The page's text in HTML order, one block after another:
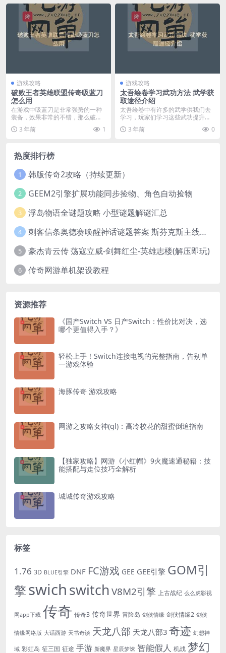
游戏攻略
破败王者英雄联盟传奇吸蓝刀
怎么用
在游戏中吸蓝刀是非常强势的一种
装备，效果非常的不错，那么破败
王者英雄联盟传奇吸蓝...
3 年前 1
游戏攻略
太吾绘卷学习武功方法 武学获
取途径介绍
太吾绘卷中有许多的武学供我们去
学习，玩家们学习这些武功提升人
物的能力，那么多的武...
3 年前 0
热度排行榜
1 韩版传奇2攻略（持续更新）
2 GEEM2引擎扩展功能同步捡物、角色自动捡物
3 浮岛物语全谜题攻略 小型谜题解谜汇总
4 刺客信条奥德赛唤醒神话谜题答案 斯芬克斯主线攻略
5 豪杰青云传 荡寇立威-剑舞红尘-英雄志楼(解压即玩)
6 传奇网游单机架设教程
资源推荐
《国产Switch VS 日产Switch：性价比对决，选
哪个更值得入手？》
轻松上手！Switch连接电视的完整指南，告别单
一游戏体验
海豚传奇 游戏攻略
网游之攻略女神(gl)：高冷校花的甜蜜倒追指南
【独家攻略】网游《小红帽》9火魔速通秘籍：技
能搭配与走位技巧全解析
城城传奇游戏攻略
标签
1.76 3D BLUE引擎 DNF FC游戏 GEE GEE引擎 GOM引
擎swichswitchV8M2引擎 上古战纪 么么虎影视
网app下载 传奇 传奇3 传奇世界 冒险岛 剑侠情缘 剑侠情缘2 剑侠
情缘网络版 大话西游 天书奇谈 天龙八部 天龙八部3 奇迹 幻想神
域 彩虹岛 征三国 征途 手游 新魔界 星辰梦诛 智能假人 机战 梦幻